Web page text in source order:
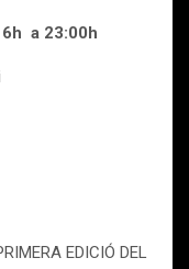
a 23:00h
EDICIÓ DEL